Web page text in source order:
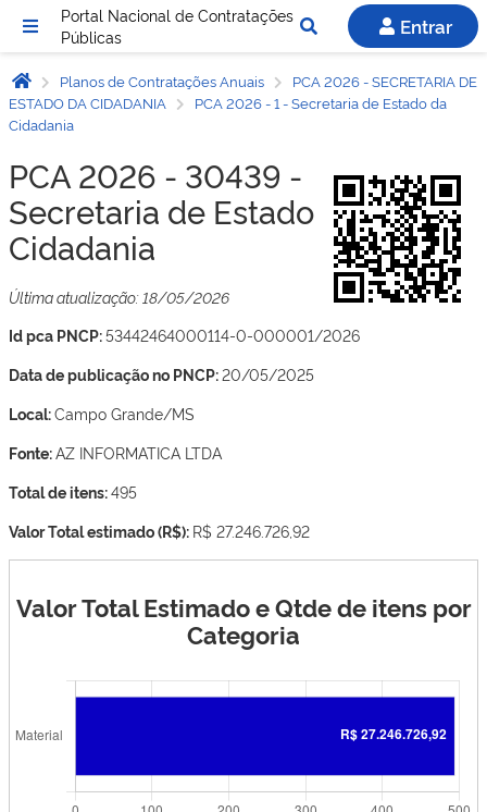
Portal Nacional de Contratações
Públicas
Entrar
Planos de Contratações Anuais
PCA 2026 - SECRETARIA DE
ESTADO DA CIDADANIA
PCA 2026 - 1 - Secretaria de Estado da
Cidadania
PCA 2026 - 30439 -
Secretaria de Estado da
Cidadania
Última atualização: 18/05/2026
Id pca PNCP:53442464000114-0-000001/2026
Data de publicação no PNCP:20/05/2025
Local:Campo Grande/MS
Fonte:AZ INFORMATICA LTDA
Total de itens:495
Valor Total estimado (R$): R$ 27.246.726,92
Valor Total Estimado e Qtde de itens por
Categoria